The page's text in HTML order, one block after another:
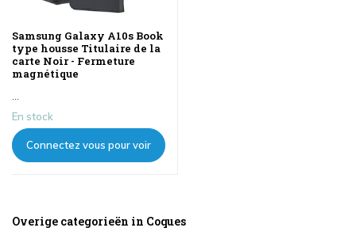
Samsung Galaxy A10s Book
type housse Titulaire de la
carte Noir - Fermeture
magnétique
En stock
Connectez vous pour voir
Overige categorieën in Coques